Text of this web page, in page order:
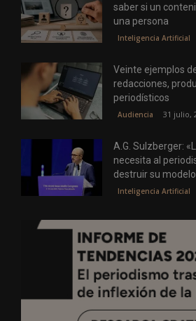
saber si un
una persona
Inteligencia Artificial
Veinte ejemplos
redacciones,
periodísticos
Audiencia 31 julio,
A.G. Sulzberger:
necesita al
destruir su
Inteligencia Artificial